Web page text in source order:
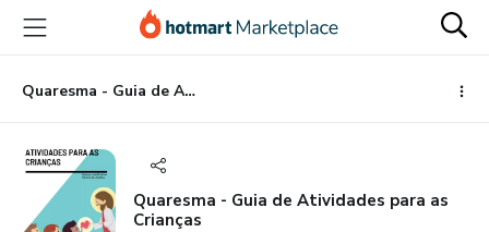
para
conteúdo
principal
para
pagamento
para
rodapé
Quaresma - Guia de Atividades para as Crianças
Quaresma - Guia de Atividades para as
Crianças